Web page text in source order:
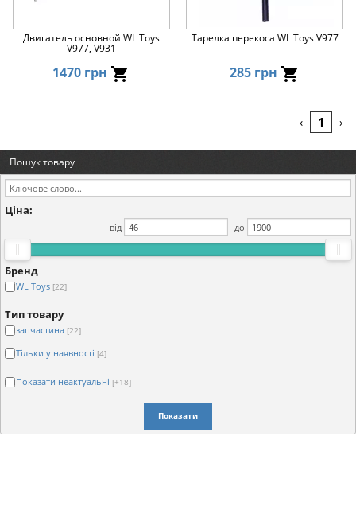
Двигатель основной WL Toys
V977, V931
1470 грн
Тарелка перекоса WL Toys V977
285 грн
‹ 1 ›
Пошук товару
Ціна:
від до
Бренд
WL Toys [22]
Тип товару
запчастина [22]
Тільки у наявності [4]
Показати неактуальні [+18]
Показати